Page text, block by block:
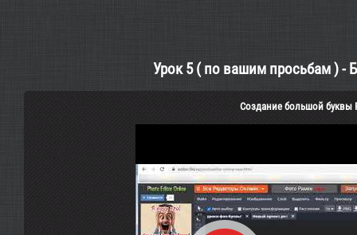
Урок 5 ( по вашим просьбам ) -
Создание большой буквы